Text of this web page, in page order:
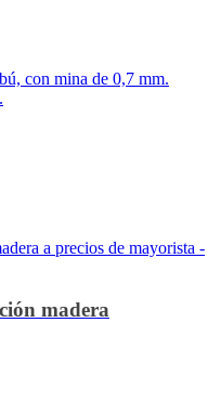
con mina de 0,7 mm.
madera